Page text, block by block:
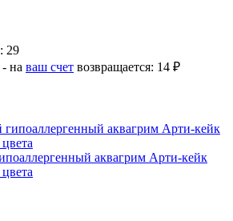
29
на ваш счет возвращается: 14 ₽
аквагрим Арти-кейк